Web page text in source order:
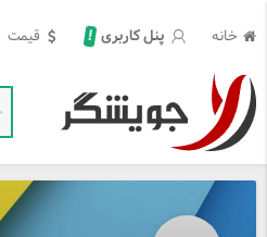
خانه پنل کاربری ! قیمت